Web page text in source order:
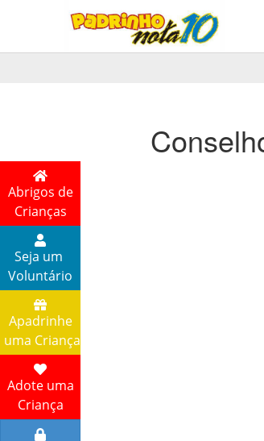
Abrigos de
Crianças
Seja um
Voluntário
Apadrinhe
uma Criança
Adote uma
Criança